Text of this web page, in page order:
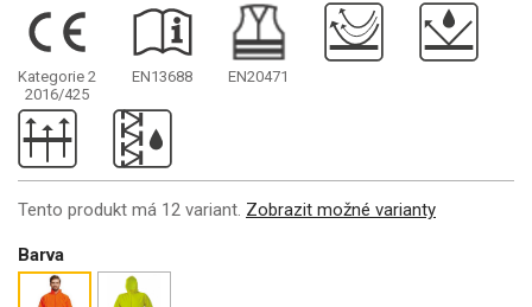
Kategorie 2
2016/425
EN13688 EN20471
Tento produkt má 12 variant. Zobrazit možné varianty
Barva